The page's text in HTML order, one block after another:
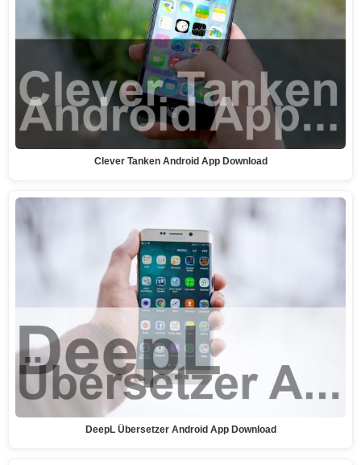
Clever Tanken Android App Download
DeepL Übersetzer Android App Download